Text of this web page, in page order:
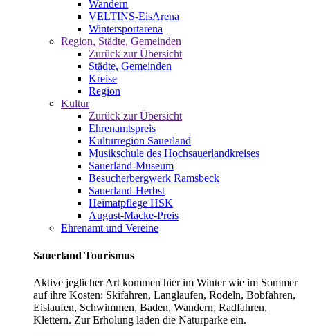
Wandern
VELTINS-EisArena
Wintersportarena
Region, Städte, Gemeinden
Zurück zur Übersicht
Städte, Gemeinden
Kreise
Region
Kultur
Zurück zur Übersicht
Ehrenamtspreis
Kulturregion Sauerland
Musikschule des Hochsauerlandkreises
Sauerland-Museum
Besucherbergwerk Ramsbeck
Sauerland-Herbst
Heimatpflege HSK
August-Macke-Preis
Ehrenamt und Vereine
Sauerland Tourismus
Aktive jeglicher Art kommen hier im Winter wie im Sommer
auf ihre Kosten: Skifahren, Langlaufen, Rodeln, Bobfahren,
Eislaufen, Schwimmen, Baden, Wandern, Radfahren,
Klettern. Zur Erholung laden die Naturparke ein.